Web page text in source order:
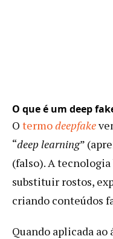
O que é um deep
O termodeepfake
“deep learning”
(falso). A tecnologia
substituir rostos,
criando conteúdos
Quando aplicada ao